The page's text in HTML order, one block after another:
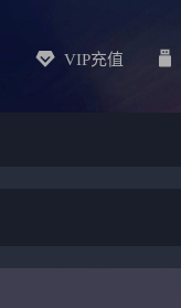
VIP充值